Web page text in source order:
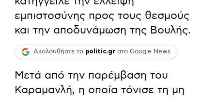
εμπιστοσύνης προς τους θεσμούς
και την αποδυνάμωση της Βουλής.
Ακολουθήστε το politic.gr στο Google News
Μετά από την παρέμβαση του
Καραμανλή, η οποία τόνισε τη μη